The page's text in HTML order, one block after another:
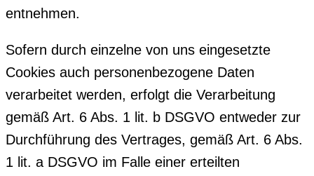
entnehmen.
Sofern durch einzelne von uns eingesetzte
Cookies auch personenbezogene Daten
verarbeitet werden, erfolgt die Verarbeitung
gemäß Art. 6 Abs. 1 lit. b DSGVO entweder zur
Durchführung des Vertrages, gemäß Art. 6 Abs.
1 lit. a DSGVO im Falle einer erteilten